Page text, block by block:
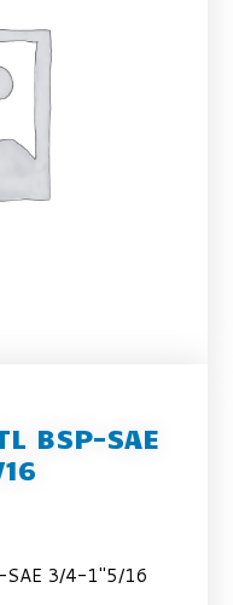
BSP-SAE
SAE 3/4-1″5/16